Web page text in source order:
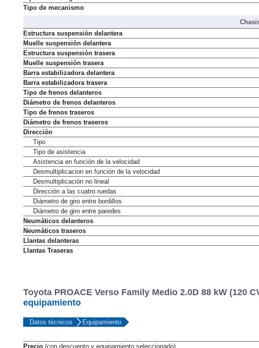
Tipo de Embrague
Estructura suspensión delantera
Muelle suspensión delantera
Estructura suspensión trasera
Muelle suspensión trasera
Barra estabilizadora delantera
Barra estabilizadora trasera
Tipo de frenos delanteros
Diámetro de frenos delanteros
Tipo de frenos traseros
Diámetro de frenos traseros
Dirección
Tipo
Tipo de asistencia
Asistencia en función de la velocidad
Desmultiplicacion en función de la velocidad
Desmultiplicación no lineal
Dirección a las cuatro ruedas
Diámetro de giro entre bordillos
Diámetro de giro entre paredes
Neumáticos delanteros
Neumáticos traseros
Llantas delanteras
Toyota PROACE Verso Family Medio 2.0D 88 kW (120
equipamiento